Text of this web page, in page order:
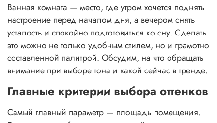
Ванная комната — место, где утром хочется поднять
настроение перед началом дня, а вечером снять
усталость и спокойно подготовиться ко сну. Сделать
это можно не только удобным стилем, но и грамотно
составленной палитрой. Обсудим, на что обращать
внимание при выборе тона и какой сейчас в тренде.
Главные критерии выбора оттенков
Самый главный параметр — площадь помещения.